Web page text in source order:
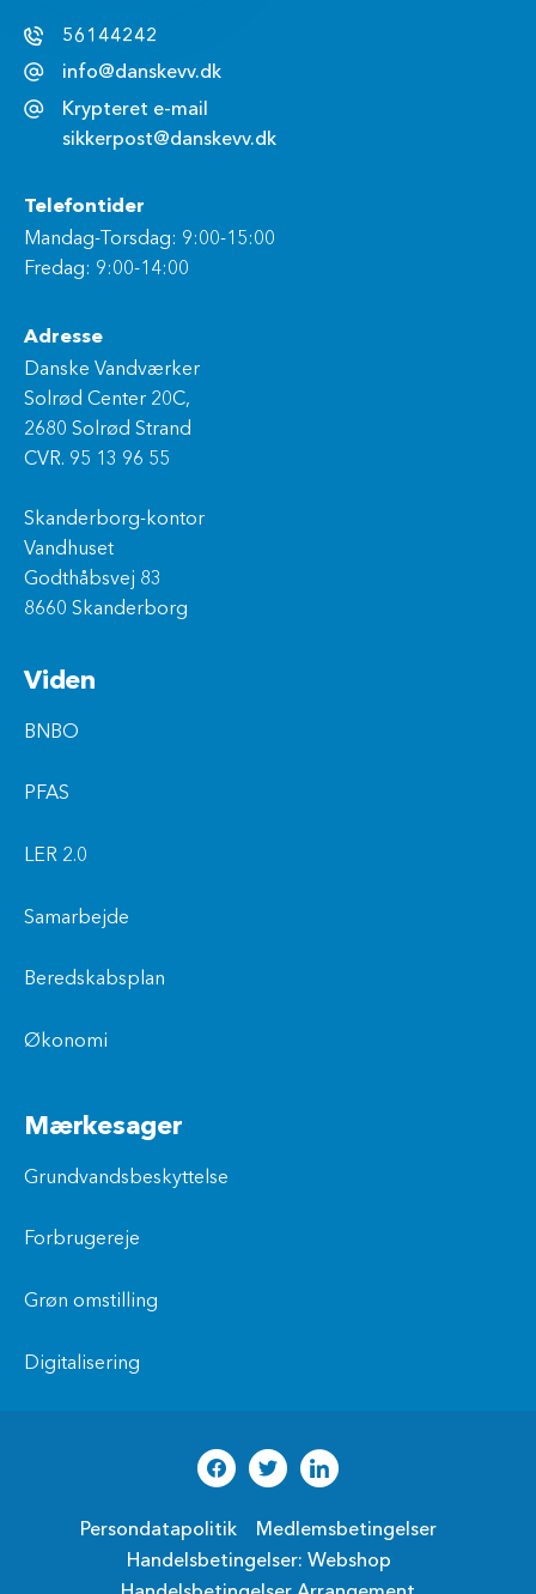
56144242
info@danskevv.dk
Krypteret e-mail
sikkerpost@danskevv.dk
Telefontider
Mandag-Torsdag: 9:00-15:00
Fredag: 9:00-14:00
Adresse
Danske Vandværker
Solrød Center 20C,
2680 Solrød Strand
CVR. 95 13 96 55
Skanderborg-kontor
Vandhuset
Godthåbsvej 83
8660 Skanderborg
Viden
BNBO
PFAS
LER 2.0
Samarbejde
Beredskabsplan
Økonomi
Mærkesager
Grundvandsbeskyttelse
Forbrugereje
Grøn omstilling
Digitalisering
Persondatapolitik
Medlemsbetingelser
Handelsbetingelser: Webshop